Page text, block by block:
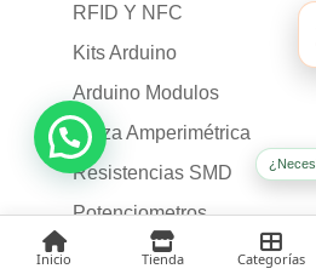
RFID Y NFC
Kits Arduino
Arduino Modulos
Pinza Amperimétrica
Resistencias SMD
Potenciometros
Amplificadores de Sonido
Inicio Tienda Categorías